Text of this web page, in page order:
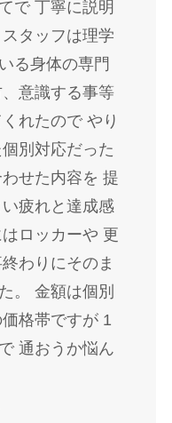
で 丁寧に説明
タッフは理学
る身体の専門
意識する事等
れたので やり
別対応だった
せた内容を 提
疲れと達成感
ロッカーや 更
わりにそのま
。 金額は個別
格帯ですが 1
通おうか悩ん